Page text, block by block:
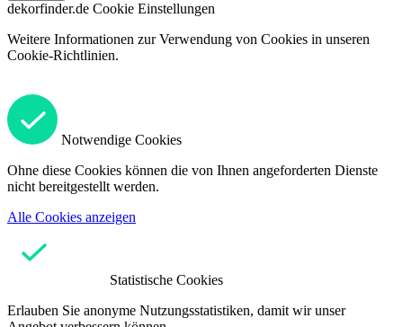
dekorfinder.de Cookie Einstellungen
Weitere Informationen zur Verwendung von Cookies in unseren
Cookie-Richtlinien.
Notwendige Cookies
Ohne diese Cookies können die von Ihnen angeforderten Dienste
nicht bereitgestellt werden.
Alle Cookies anzeigen
Statistische Cookies
Erlauben Sie anonyme Nutzungsstatistiken, damit wir unser